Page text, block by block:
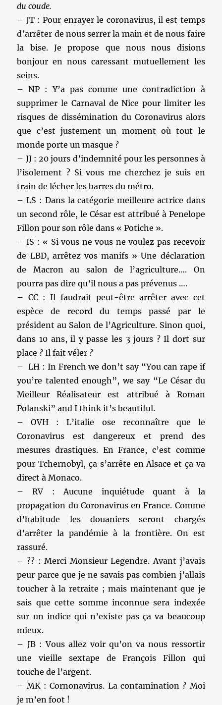
du coude.
– JT : Pour enrayer le coronavirus, il est temps
d’arrêter de nous serrer la main et de nous faire
la bise. Je propose que nous nous disions
bonjour en nous caressant mutuellement les
seins.
– NP : Y’a pas comme une contradiction à
supprimer le Carnaval de Nice pour limiter les
risques de dissémination du Coronavirus alors
que c’est justement un moment où tout le
monde porte un masque ?
– JJ : 20 jours d’indemnité pour les personnes à
l’isolement ? Si vous me cherchez je suis en
train de lécher les barres du métro.
– LS : Dans la catégorie meilleure actrice dans
un second rôle, le César est attribué à Penelope
Fillon pour son rôle dans « Potiche ».
– IS : « Si vous ne vous ne voulez pas recevoir
de LBD, arrêtez vos manifs » Une déclaration
de Macron au salon de l’agriculture…. On
pourra pas dire qu’il nous a pas prévenus ….
– CC : Il faudrait peut-être arrêter avec cet
espèce de record du temps passé par le
président au Salon de l’Agriculture. Sinon quoi,
dans 10 ans, il y passe les 3 jours ? Il dort sur
place ? Il fait véler ?
– LH : In French we don’t say “You can rape if
you’re talented enough”, we say “Le César du
Meilleur Réalisateur est attribué à Roman
Polanski” and I think it’s beautiful.
– OVH : L’italie ose reconnaître que le
Coronavirus est dangereux et prend des
mesures drastiques. En France, c’est comme
pour Tchernobyl, ça s’arrête en Alsace et ça va
direct à Monaco.
– RV : Aucune inquiétude quant à la
propagation du Coronavirus en France. Comme
d’habitude les douaniers seront chargés
d’arrêter la pandémie à la frontière. On est
rassuré.
– ?? : Merci Monsieur Legendre. Avant j’avais
peur parce que je ne savais pas combien j’allais
toucher à la retraite ; mais maintenant que je
sais que cette somme inconnue sera indexée
sur un indice qui n’existe pas ça va beaucoup
mieux.
– JB : Vous allez voir qu’on va nous ressortir
une vieille sextape de François Fillon qui
touche de l’argent.
– MK : Cornonavirus. La contamination ? Moi
je m’en foot !